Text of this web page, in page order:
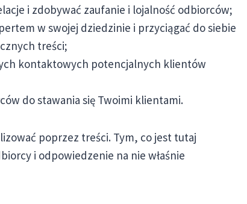
i zdobywać zaufanie i lojalność odbiorców;
w swojej dziedzinie i przyciągać do siebie
treści;
kontaktowych potencjalnych klientów
do stawania się Twoimi klientami.
poprzez treści. Tym, co jest tutaj
i odpowiedzenie na nie właśnie